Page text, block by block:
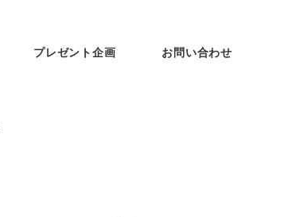
プレゼント企画 お問い合わせ